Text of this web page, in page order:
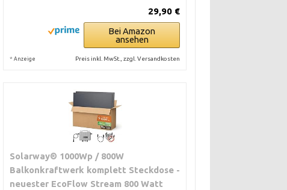
29,90 €
Bei Amazon
ansehen
* Anzeige Preis inkl. MwSt., zzgl. Versandkosten
Solarway® 1000Wp / 800W
Balkonkraftwerk komplett Steckdose -
neuester EcoFlow Stream 800 Watt